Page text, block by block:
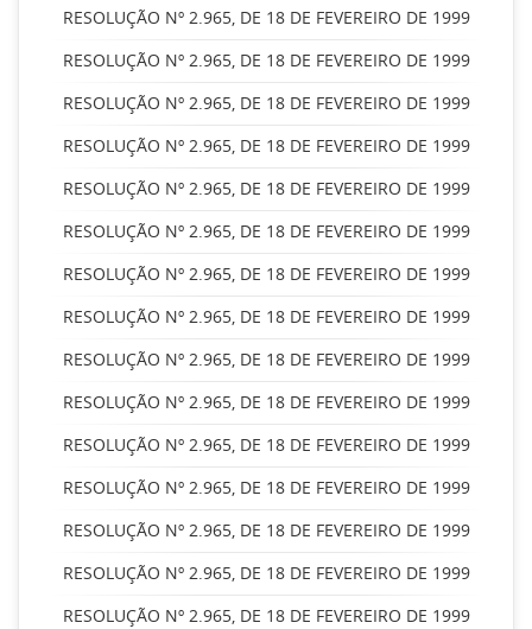
RESOLUÇÃO Nº 2.965, DE 18 DE FEVEREIRO DE 1999
RESOLUÇÃO Nº 2.965, DE 18 DE FEVEREIRO DE 1999
RESOLUÇÃO Nº 2.965, DE 18 DE FEVEREIRO DE 1999
RESOLUÇÃO Nº 2.965, DE 18 DE FEVEREIRO DE 1999
RESOLUÇÃO Nº 2.965, DE 18 DE FEVEREIRO DE 1999
RESOLUÇÃO Nº 2.965, DE 18 DE FEVEREIRO DE 1999
RESOLUÇÃO Nº 2.965, DE 18 DE FEVEREIRO DE 1999
RESOLUÇÃO Nº 2.965, DE 18 DE FEVEREIRO DE 1999
RESOLUÇÃO Nº 2.965, DE 18 DE FEVEREIRO DE 1999
RESOLUÇÃO Nº 2.965, DE 18 DE FEVEREIRO DE 1999
RESOLUÇÃO Nº 2.965, DE 18 DE FEVEREIRO DE 1999
RESOLUÇÃO Nº 2.965, DE 18 DE FEVEREIRO DE 1999
RESOLUÇÃO Nº 2.965, DE 18 DE FEVEREIRO DE 1999
RESOLUÇÃO Nº 2.965, DE 18 DE FEVEREIRO DE 1999
RESOLUÇÃO Nº 2.965, DE 18 DE FEVEREIRO DE 1999